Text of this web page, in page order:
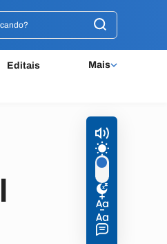
Editais Mais